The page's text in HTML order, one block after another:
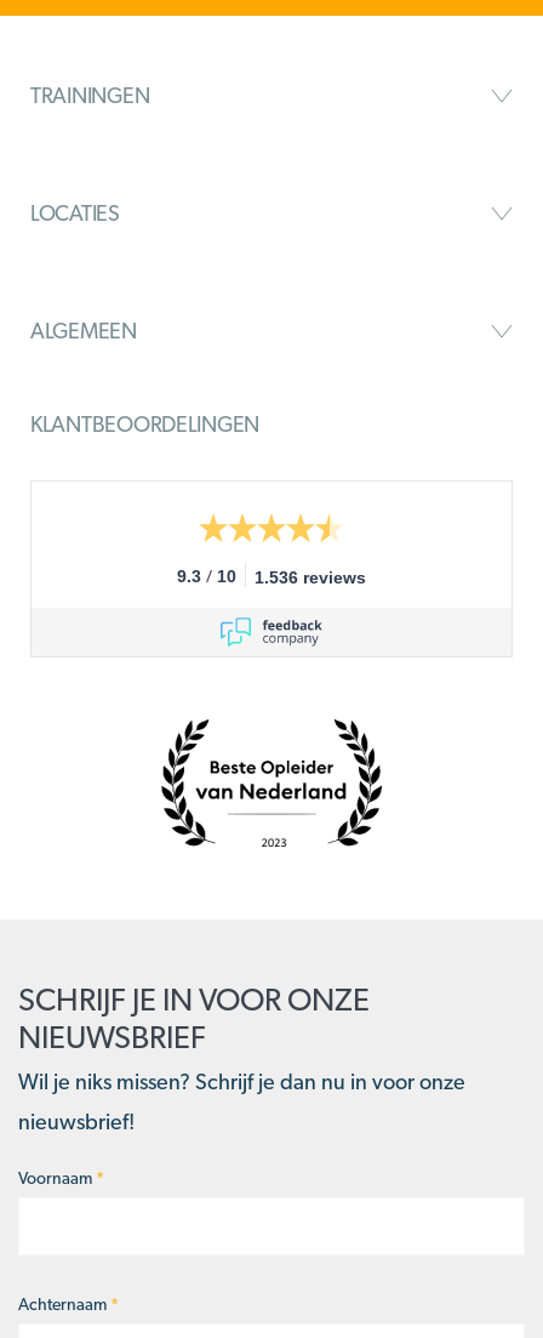
TRAININGEN
LOCATIES
ALGEMEEN
KLANTBEOORDELINGEN
9.3 / 10 1.536 reviews
SCHRIJF JE IN VOOR ONZE
NIEUWSBRIEF
Wil je niks missen? Schrijf je dan nu in voor onze
nieuwsbrief!
Naam*
Voornaam *
Achternaam *